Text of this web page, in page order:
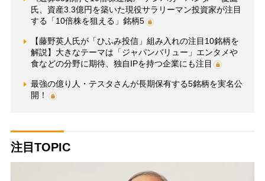
氏、資産3.3億円を築いた現役サラリーマン投資家が注目
する「10倍株を狙える」銘柄5
【藤野英人氏が「ひふみ投信」組み入れの注目10銘柄を
解説】大きなテーマは「ジャパンバリュー」エンタメや
食などの分野に期待、独自IPを持つ企業にも注目
最強の億り人・テスタさんが長期保有する5銘柄を実名公
開！
注目TOPIC